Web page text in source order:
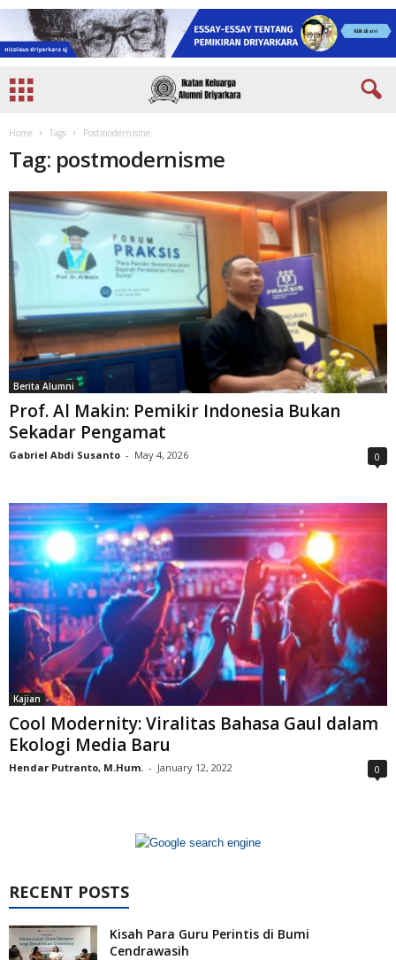
Home Tags Postmodernisme
Tag: postmodernisme
Berita Alumni
Prof. Al Makin: Pemikir Indonesia Bukan
Sekadar Pengamat
Gabriel Abdi Susanto - May 4, 2026 0
Kajian
Cool Modernity: Viralitas Bahasa Gaul dalam
Ekologi Media Baru
Hendar Putranto, M.Hum. - January 12, 2022 0
RECENT POSTS
Kisah Para Guru Perintis di Bumi
Cendrawasih